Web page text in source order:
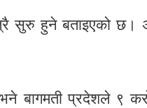
सुरु हुने बताइएको छ।
बागमती प्रदेशले ९